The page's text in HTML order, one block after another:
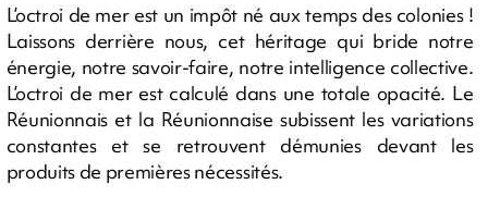
L’octroi de mer est un impôt né aux temps des colonies !
Laissons derrière nous, cet héritage qui bride notre
énergie, notre savoir-faire, notre intelligence collective.
L’octroi de mer est calculé dans une totale opacité. Le
Réunionnais et la Réunionnaise subissent les variations
constantes et se retrouvent démunies devant les
produits de premières nécessités.